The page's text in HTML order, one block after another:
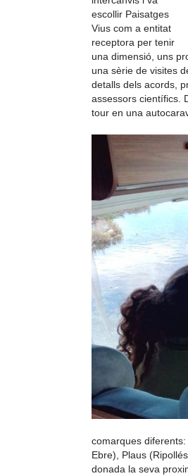
escollir Paisatges
Vius com a entitat
receptora per tenir
una dimensió, uns
una sèrie de visites
detalls dels acords,
assessors científics.
tour en una
comarques
Ebre), Plaus
donada la seva